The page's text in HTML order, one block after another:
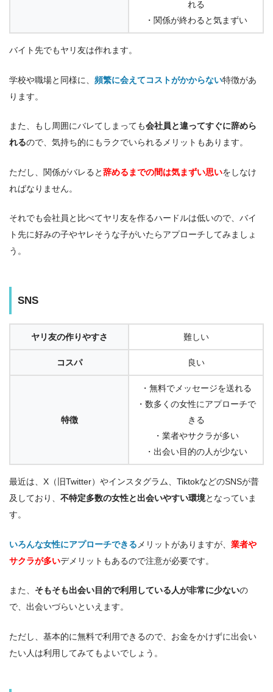
れる
・関係が終わると気まずい
バイト先でもヤリ友は作れます。
学校や職場と同様に、 頻繁に会えてコストがかからない特徴があ
ります。
また、もし周囲にバレてしまっても会社員と違ってすぐに辞めら
れるので、気持ち的にもラクでいられるメリットもあります。
ただし、関係がバレると辞めるまでの間は気まずい思いをしなけ
ればなりません。
それでも会社員と比べてヤリ友を作るハードルは低いので、バイ
ト先に好みの子やヤレそうな子がいたらアプローチしてみましょ
う。
SNS
ヤリ友の作りやすさ 難しい
コスパ 良い
特徴
・無料でメッセージを送れる
・数多くの女性にアプローチで
きる
・業者やサクラが多い
・出会い目的の人が少ない
最近は、X（旧Twitter）やインスタグラム、TiktokなどのSNSが普
及しており、 不特定多数の女性と出会いやすい環境となっていま
す。
いろんな女性にアプローチできる メリットがありますが、 業者や
サクラが多いデメリットもあるので注意が必要です。
また、 そもそも出会い目的で利用している人が非常に少ないの
で、出会いづらいといえます。
ただし、基本的に無料で利用できるので、お金をかけずに出会い
たい人は利用してみてもよいでしょう。